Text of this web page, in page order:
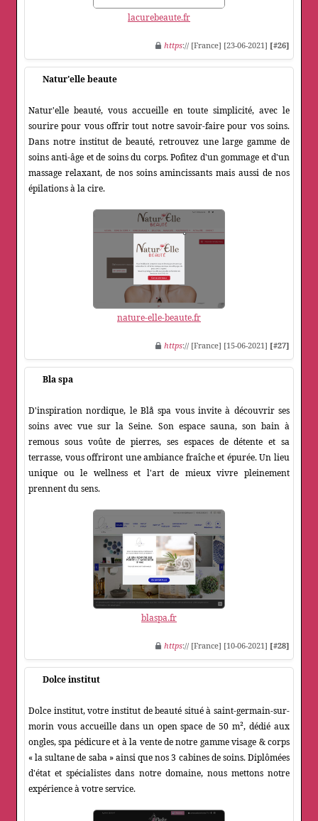
lacurebeaute.fr
https:// [France] [23-06-2021] [#26]
Natur'elle beaute
Natur'elle beauté, vous accueille en toute simplicité, avec le
sourire pour vous offrir tout notre savoir-faire pour vos soins.
Dans notre institut de beauté, retrouvez une large gamme de
soins anti-âge et de soins du corps. Pofitez d'un gommage et d'un
massage relaxant, de nos soins amincissants mais aussi de nos
épilations à la cire.
nature-elle-beaute.fr
https:// [France] [15-06-2021] [#27]
Bla spa
D'inspiration nordique, le Blå spa vous invite à découvrir ses
soins avec vue sur la Seine. Son espace sauna, son bain à
remous sous voûte de pierres, ses espaces de détente et sa
terrasse, vous offriront une ambiance fraîche et épurée. Un lieu
unique ou le wellness et l'art de mieux vivre pleinement
prennent du sens.
blaspa.fr
https:// [France] [10-06-2021] [#28]
Dolce institut
Dolce institut, votre institut de beauté situé à saint-germain-sur-
morin vous accueille dans un open space de 50 m², dédié aux
ongles, spa pédicure et à la vente de notre gamme visage & corps
« la sultane de saba » ainsi que nos 3 cabines de soins. Diplômées
d'état et spécialistes dans notre domaine, nous mettons notre
expérience à votre service.